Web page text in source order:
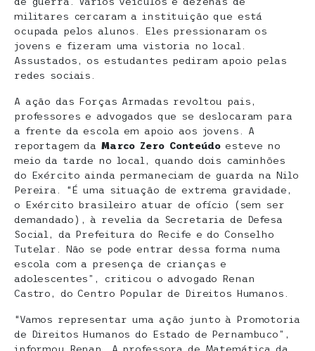
militares cercaram a instituição que está
ocupada pelos alunos. Eles pressionaram os
jovens e fizeram uma vistoria no local.
Assustados, os estudantes pediram apoio pelas
redes sociais.
A ação das Forças Armadas revoltou pais,
professores e advogados que se deslocaram para
a frente da escola em apoio aos jovens. A
reportagem daMarco Zero Conteúdoesteve no
meio da tarde no local, quando dois caminhões
do Exército ainda permaneciam de guarda na Nilo
Pereira. “É uma situação de extrema gravidade,
o Exército brasileiro atuar de ofício (sem ser
demandado), à revelia da Secretaria de Defesa
Social, da Prefeitura do Recife e do Conselho
Tutelar. Não se pode entrar dessa forma numa
escola com a presença de crianças e
adolescentes”, criticou o advogado Renan
Castro, do Centro Popular de Direitos Humanos.
“Vamos representar uma ação junto à Promotoria
de Direitos Humanos do Estado de Pernambuco”,